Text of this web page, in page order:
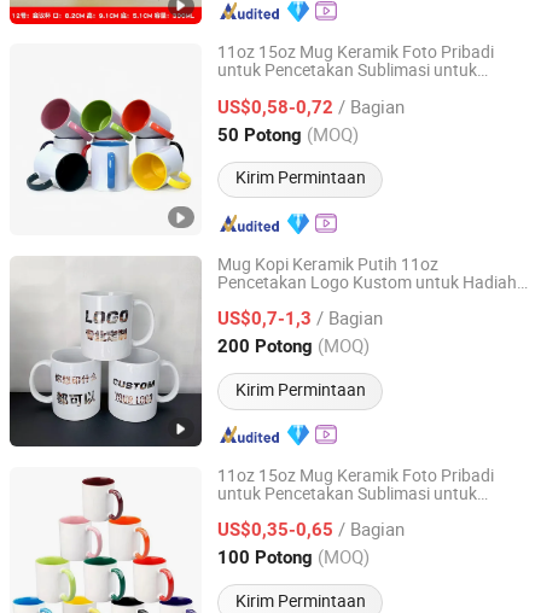
11oz 15oz Mug Keramik Foto Pribadi
untuk Pencetakan Sublimasi untuk
US$0,58-0,72 / Bagian
50 Potong (MOQ)
Kirim Permintaan
Eleven International Trade (Hangzhou) Co., Ltd.
Zhejiang, China Harga mulai 2025
Mug Kopi Keramik Putih 11oz
Pencetakan Logo Kustom untuk Hadiah
US$0,7-1,3 / Bagian
200 Potong (MOQ)
Kirim Permintaan
Changzhou Runto Imp. and Exp.Co.,Ltd
Jiangsu, China Harga mulai 2025
11oz 15oz Mug Keramik Foto Pribadi
untuk Pencetakan Sublimasi untuk
US$0,35-0,65 / Bagian
100 Potong (MOQ)
Kirim Permintaan
Anhui Jize Technology Co., Ltd.
Anhui, China Harga mulai 2026